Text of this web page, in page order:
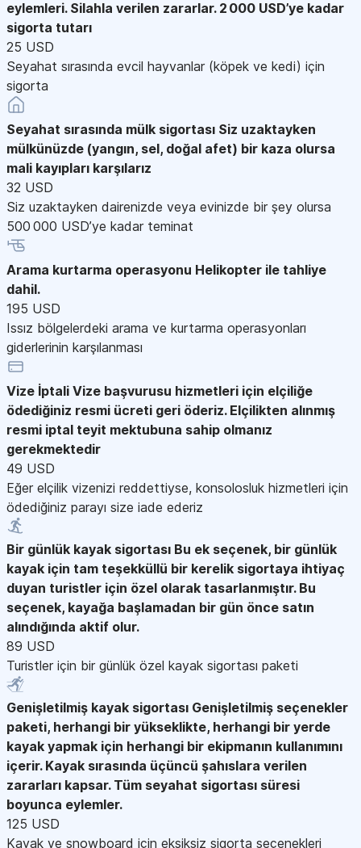
eylemleri. Silahla verilen zararlar. 2 000 USD’ye kadar
sigorta tutarı
25 USD
Seyahat sırasında evcil hayvanlar (köpek ve kedi) için
sigorta
Seyahat sırasında mülk sigortası Siz uzaktayken
mülkünüzde (yangın, sel, doğal afet) bir kaza olursa
mali kayıpları karşılarız
32 USD
Siz uzaktayken dairenizde veya evinizde bir şey olursa
500 000 USD’ye kadar teminat
Arama kurtarma operasyonu Helikopter ile tahliye
dahil.
195 USD
Issız bölgelerdeki arama ve kurtarma operasyonları
giderlerinin karşılanması
Vize İptali Vize başvurusu hizmetleri için elçiliğe
ödediğiniz resmi ücreti geri öderiz. Elçilikten alınmış
resmi iptal teyit mektubuna sahip olmanız
gerekmektedir
49 USD
Eğer elçilik vizenizi reddettiyse, konsolosluk hizmetleri için
ödediğiniz parayı size iade ederiz
Bir günlük kayak sigortası Bu ek seçenek, bir günlük
kayak için tam teşekküllü bir kerelik sigortaya ihtiyaç
duyan turistler için özel olarak tasarlanmıştır. Bu
seçenek, kayağa başlamadan bir gün önce satın
alındığında aktif olur.
89 USD
Turistler için bir günlük özel kayak sigortası paketi
Genişletilmiş kayak sigortası Genişletilmiş seçenekler
paketi, herhangi bir yükseklikte, herhangi bir yerde
kayak yapmak için herhangi bir ekipmanın kullanımını
içerir. Kayak sırasında üçüncü şahıslara verilen
zararları kapsar. Tüm seyahat sigortası süresi
boyunca eylemler.
125 USD
Kayak ve snowboard için eksiksiz sigorta seçenekleri